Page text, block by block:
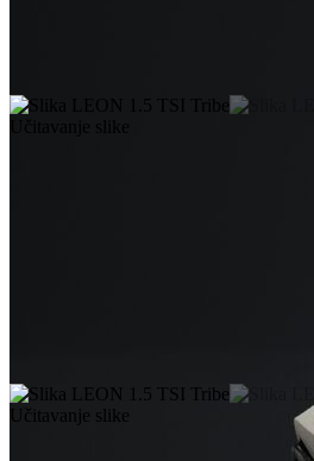
Učitavanje slike